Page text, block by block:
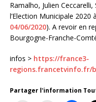
Ramalho, Julien
l’Election Municipale 2020
04/06/2020). A revoir en
Bourgogne-Franche-
infos > https://france3-
regions.francetvinfo.fr/
Partager l'information